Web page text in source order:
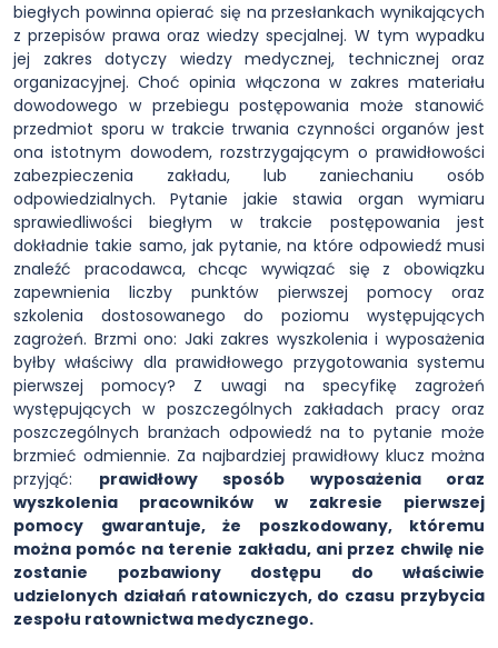
biegłych powinna opierać się na przesłankach wynikających
z przepisów prawa oraz wiedzy specjalnej. W tym wypadku
jej zakres dotyczy wiedzy medycznej, technicznej oraz
organizacyjnej. Choć opinia włączona w zakres materiału
dowodowego w przebiegu postępowania może stanowić
przedmiot sporu w trakcie trwania czynności organów jest
ona istotnym dowodem, rozstrzygającym o prawidłowości
zabezpieczenia zakładu, lub zaniechaniu osób
odpowiedzialnych. Pytanie jakie stawia organ wymiaru
sprawiedliwości biegłym w trakcie postępowania jest
dokładnie takie samo, jak pytanie, na które odpowiedź musi
znaleźć pracodawca, chcąc wywiązać się z obowiązku
zapewnienia liczby punktów pierwszej pomocy oraz
szkolenia dostosowanego do poziomu występujących
zagrożeń. Brzmi ono: Jaki zakres wyszkolenia i wyposażenia
byłby właściwy dla prawidłowego przygotowania systemu
pierwszej pomocy? Z uwagi na specyfikę zagrożeń
występujących w poszczególnych zakładach pracy oraz
poszczególnych branżach odpowiedź na to pytanie może
brzmieć odmiennie. Za najbardziej prawidłowy klucz można
przyjąć: prawidłowy sposób wyposażenia oraz
wyszkolenia pracowników w zakresie pierwszej
pomocy gwarantuje, że poszkodowany, któremu
można pomóc na terenie zakładu, ani przez chwilę nie
zostanie pozbawiony dostępu do właściwie
udzielonych działań ratowniczych, do czasu przybycia
zespołu ratownictwa medycznego.